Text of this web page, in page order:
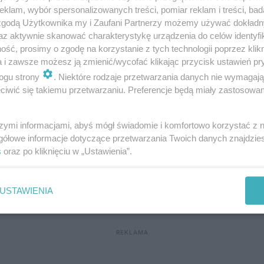
kierujący samochodem ciężarowym marki
pasie awaryjnym. Jak nam przekazano,
To 69-latka z suzuki, której
do szpitala. Kobieta podróżowała sama.
okoliczności tego zdarzenia.
kierunku Warszawy jest zablokowana.
nr 12. Trasa może być zablokowana do
wybór spersonalizowanych treści, pomiar reklam i treści,
Użytkownika my i Zaufani Partnerzy możemy używać
aktywnie skanować charakterystykę urządzenia do celów
prosimy o zgodę na korzystanie z tych technologii poprzez
i zawsze możesz ją zmienić/wycofać klikając przycisk ustawień
strony
. Niektóre rodzaje przetwarzania danych nie
się takiemu przetwarzaniu. Preferencje będą miały
informacjami, abyś mógł świadomie i komfortowo korzystać z
informacje dotyczące przetwarzania Twoich danych
oraz po kliknięciu w „Ustawienia”.
USTAWIENIA